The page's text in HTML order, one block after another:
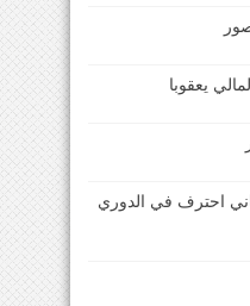
يعقوبا
احترف في الدوري